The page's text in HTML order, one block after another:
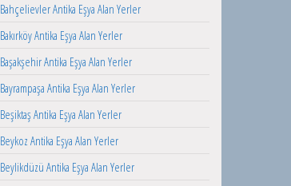
Bahçelievler Antika Eşya Alan Yerler
Bakırköy Antika Eşya Alan Yerler
Başakşehir Antika Eşya Alan Yerler
Bayrampaşa Antika Eşya Alan Yerler
Beşiktaş Antika Eşya Alan Yerler
Beykoz Antika Eşya Alan Yerler
Beylikdüzü Antika Eşya Alan Yerler